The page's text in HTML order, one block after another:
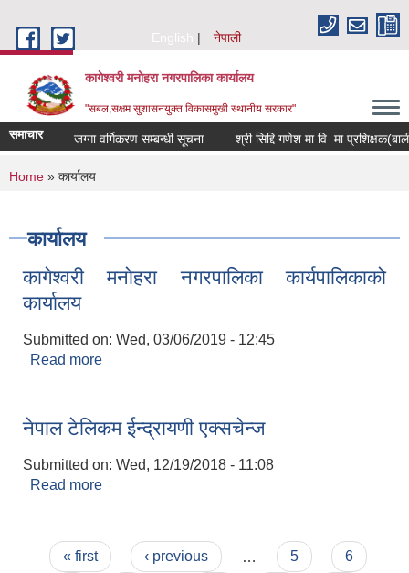
English
नेपाली
कागेश्वरी मनोहरा नगरपालिका कार्यालय
"सबल,सक्षम सुशासनयुक्त विकासमुखी स्थानीय सरकार"
समाचारजग्गा वर्गिकरण सम्बन्धी सूचना श्री सिद्दि गणेश मा.वि. मा प्रशिक्षक(बाली
You are here
Home » कार्यालय
कार्यालय
कागेश्वरी मनोहरा नगरपालिका कार्यपालिकाको
कार्यालय
Submitted on: Wed, 03/06/2019 - 12:45
Read more
नेपाल टेलिकम ईन्द्रायणी एक्सचेन्ज
Submitted on: Wed, 12/19/2018 - 11:08
Read more
Pages
« first ‹ previous 5
6